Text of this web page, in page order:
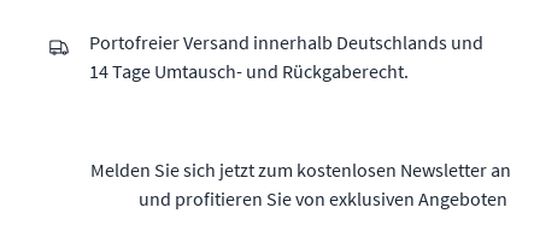
Portofreier Versand innerhalb Deutschlands und
14 Tage Umtausch- und Rückgaberecht.
Melden Sie sich jetzt zum kostenlosen Newsletter an
und profitieren Sie von exklusiven Angeboten